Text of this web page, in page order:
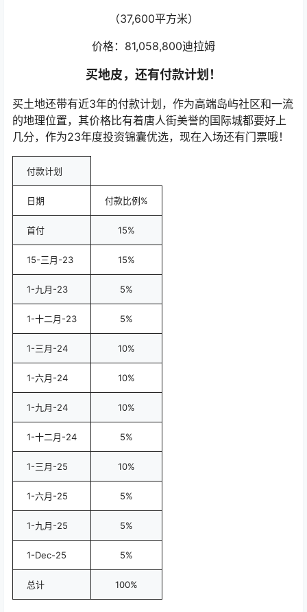
（37,600平方米）
价格：81,058,800迪拉姆
买地皮，还有付款计划！
买土地还带有近3年的付款计划，作为高端岛屿社区和一流
的地理位置，其价格比有着唐人街美誉的国际城都要好上
几分，作为23年度投资锦囊优选，现在入场还有门票哦！
付款计划
日期 付款比例%
首付 15%
15-三月-23 15%
1-九月-23 5%
1-十二月-23 5%
1-三月-24 10%
1-六月-24 10%
1-九月-24 10%
1-十二月-24 5%
1-三月-25 10%
1-六月-25 5%
1-九月-25 5%
1-Dec-25 5%
总计 100%